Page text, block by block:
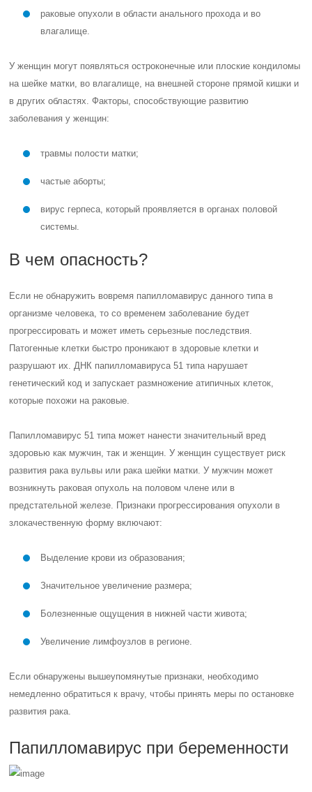
раковые опухоли в области анального прохода и во
влагалище.
У женщин могут появляться остроконечные или плоские кондиломы
на шейке матки, во влагалище, на внешней стороне прямой кишки и
в других областях. Факторы, способствующие развитию
заболевания у женщин:
травмы полости матки;
частые аборты;
вирус герпеса, который проявляется в органах половой
системы.
В чем опасность?
Если не обнаружить вовремя папилломавирус данного типа в
организме человека, то со временем заболевание будет
прогрессировать и может иметь серьезные последствия.
Патогенные клетки быстро проникают в здоровые клетки и
разрушают их. ДНК папилломавируса 51 типа нарушает
генетический код и запускает размножение атипичных клеток,
которые похожи на раковые.
Папилломавирус 51 типа может нанести значительный вред
здоровью как мужчин, так и женщин. У женщин существует риск
развития рака вульвы или рака шейки матки. У мужчин может
возникнуть раковая опухоль на половом члене или в
предстательной железе. Признаки прогрессирования опухоли в
злокачественную форму включают:
Выделение крови из образования;
Значительное увеличение размера;
Болезненные ощущения в нижней части живота;
Увеличение лимфоузлов в регионе.
Если обнаружены вышеупомянутые признаки, необходимо
немедленно обратиться к врачу, чтобы принять меры по остановке
развития рака.
Папилломавирус при беременности